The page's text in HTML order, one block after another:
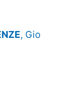
, Gio